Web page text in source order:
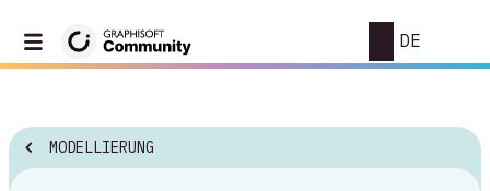
DE
MODELLIERUNG